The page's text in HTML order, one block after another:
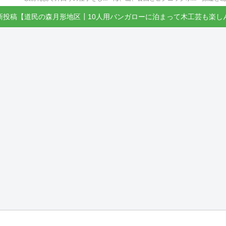
稿【道民の森月形地区┃10人用バンガローに泊まって木工芸も楽し